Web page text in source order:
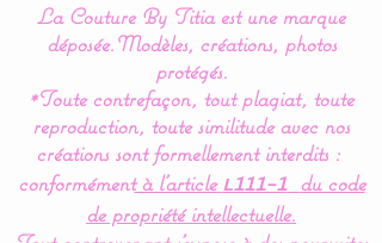
The presence of bright
colors and simple
geometric shapes allows
baby to clearly discern
them and thus facilitates
his learning.
La Couture By Titia est une marque
déposée.Modèles, créations, photos
protégés.
*Toute contrefaçon, tout plagiat, toute
reproduction, toute similitude avec nos
créations sont formellement interdits :
conformémentà l’article L111-1
du code
de propriété intellectuelle.